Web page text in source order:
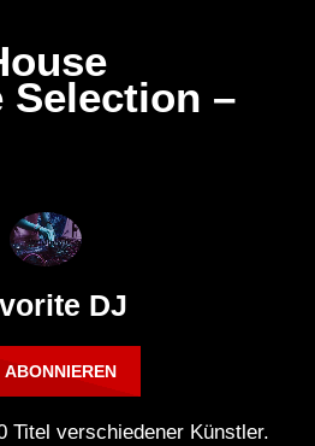
Selection –
DJ
Titel verschiedener Künstler.